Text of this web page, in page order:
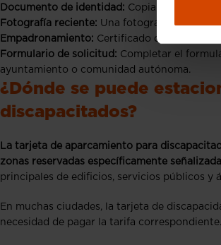
Documento de identidad: Copia del DNI o
Fotografía reciente: Una fotografía tamaño
Empadronamiento: Certificado de
Formulario de solicitud: Completar el
ayuntamiento o comunidad autónoma.
¿Dónde se puede
discapacitados?
La tarjeta de aparcamiento para
zonas reservadas específicamente
principales de edificios, servicios públicos y
En muchas ciudades, la tarjeta de
necesidad de pagar la tarifa correspondiente.